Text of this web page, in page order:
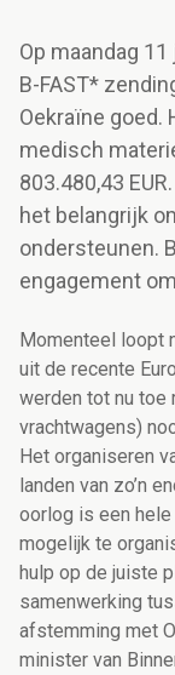
Op maandag
B-FAST*
Oekraïne
medisch
803.480,43
het belangrijk
ondersteunen.
engagement
Momenteel loopt
uit de recente
werden tot nu toe
vrachtwagens)
Het organiseren
landen van zo’n
oorlog is een
mogelijk te
hulp op de juiste
samenwerking
afstemming met
minister van